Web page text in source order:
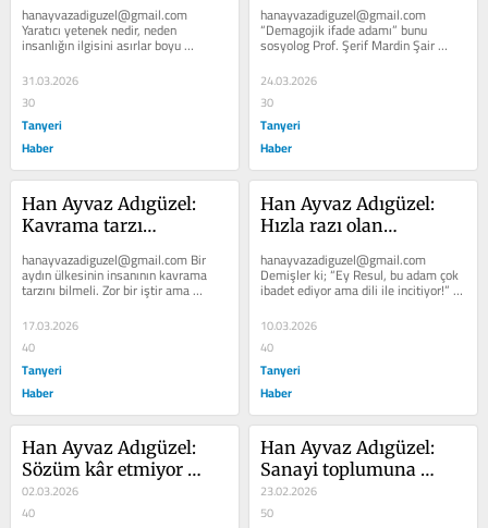
hanayvazadiguzel@gmail.com
Yaratıcı yetenek nedir, neden
insanlığın ilgisini asırlar boyu
çekmiştir? Bu mesele istidat ve
kabiliyetle...
31.03.2026
30
Tanyeri
Haber
hanayvazadiguzel@gmail.com
“Demagojik ifade adamı” bunu
sosyolog Prof. Şerif Mardin Şair
Necip fazıla demiş. Bu demagoglar
tahrif edilmiş...
24.03.2026
30
Tanyeri
Haber
Han Ayvaz Adıgüzel:
Kavrama tarzı…
hanayvazadiguzel@gmail.com Bir
aydın ülkesinin insanının kavrama
tarzını bilmeli. Zor bir iştir ama
gerektiğinde bilmeli. Bunun yanında...
17.03.2026
40
Tanyeri
Haber
Han Ayvaz Adıgüzel:
Hızla razı olan…
hanayvazadiguzel@gmail.com
Demişler ki; “Ey Resul, bu adam çok
ibadet ediyor ama dili ile incitiyor!”
Demiş ki: “O, cehennemdedir!” ...
10.03.2026
40
Tanyeri
Haber
Han Ayvaz Adıgüzel:
Sözüm kâr etmiyor
yare…
02.03.2026
40
Han Ayvaz Adıgüzel:
Sanayi toplumuna
cevap verememe…
23.02.2026
50